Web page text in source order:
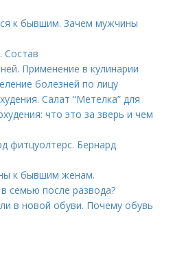
к бывшим. Зачем мужчины
Состав
Применение в кулинарии
болезней по лицу
Салат “Метелка” для
что это за зверь и чем
фитцуолтерс. Бернард
к бывшим женам.
семью после развода?
в новой обуви. Почему обувь